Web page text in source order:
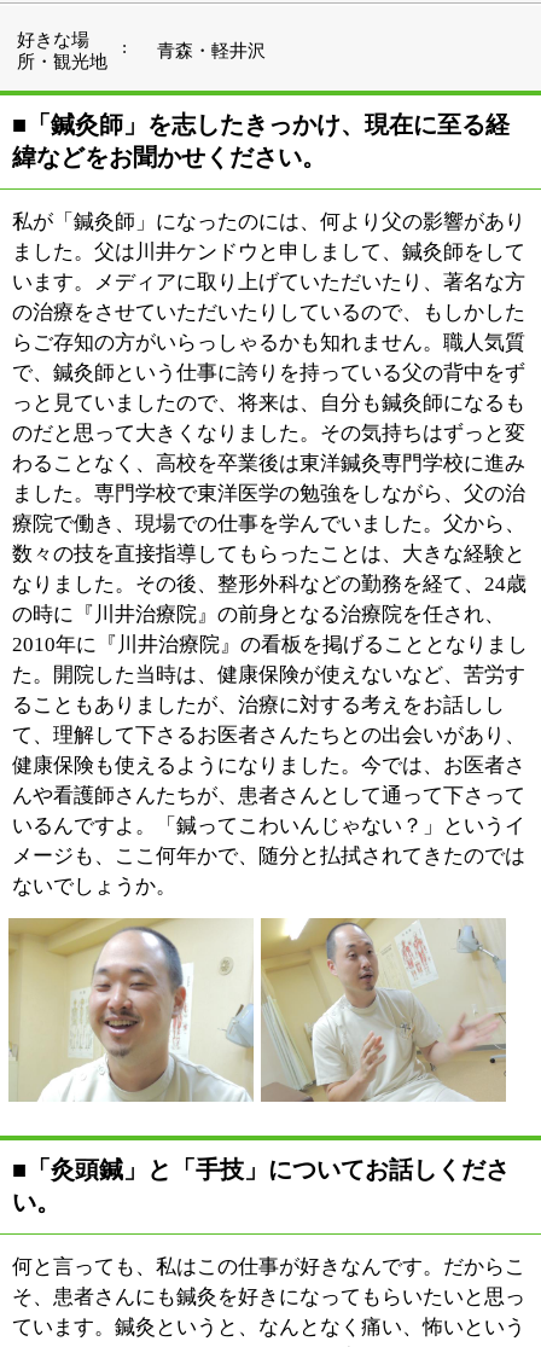
数々の技を直接指導してもらったことは、大きな経験と
なりました。その後、整形外科などの勤務を経て、24歳
の時に『川井治療院』の前身となる治療院を任され、
2010年に『川井治療院』の看板を掲げることとなりまし
た。開院した当時は、健康保険が使えないなど、苦労す
ることもありましたが、治療に対する考えをお話しし
て、理解して下さるお医者さんたちとの出会いがあり、
健康保険も使えるようになりました。今では、お医者さ
メージも、ここ何年かで、随分と払拭されてきたのでは
ないでしょうか。
■「灸頭鍼」と「手技」についてお話しくださ
い。
何と言っても、私はこの仕事が好きなんです。だからこ
そ、患者さんにも鍼灸を好きになってもらいたいと思っ
ています。鍼灸というと、なんとなく痛い、怖いという
イメージがありませんか？それは仕方ないと思うんで
す。でもなんとかして、その壁を取り払いたい。そこで
実施しているのが「灸頭鍼」です。肌に直にお灸をする
のではなく、鍼の上にもぐさを乗せ、もぐさからの間接
的な熱感と、鍼を伝って体に届く熱との、二つの方向か
ら効果を発揮させることができます。「灸頭鍼」だと、
鍼とお灸、それぞれの良さを生かすことができるんです
よ。 また、「手技」は、私のこだわっていることの1
つ。やっぱり、「1分でも長く揉んでもらいたい」とい
うのが患者さんの気持ちですよね。もし私が患者の立場
だったらそう思います。だからこそ、ストレッチをした
り、機械によるマッサージをしたりすることに時間を割
くのではなく、手を使って、こりを揉みほぐし、痛みを
改善してあげたいんです。自分では絶対にできない部位
が「背中」です。この「背中」のコリをほぐすことがで
ないかなと思っています。
■ダイエット効果についてお話しください。
週に1回60分～90分スポーツ
ジムに通うよりは、日常生活
で体を動かした方がより健康
歩くことができるでしょう
か。また、軽いジョギングを取り入れることができるで
しょうか。それは難しいですね。まずは、運動をしても
負担を感じない身体を作らなければなりません。定期的
に治療をしていただくことで、運動してもケガをしな
い、負担を感じない身体になっていきます。体が温まる
ので、新陳代謝が上がり、痩せやすい身体にもなるでし
ょう。鍼灸の治療で、体の調子を整えていくと、「運動